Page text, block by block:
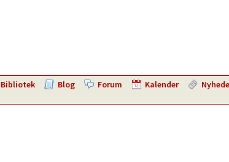
Bibliotek Blog Forum Kalender